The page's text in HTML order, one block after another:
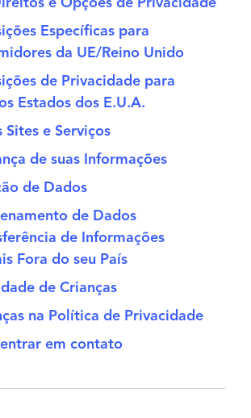
e Opções de Privacidade
Específicas para
da UE/Reino Unido
de Privacidade para
Estados dos E.U.A.
Sites e Serviços
de suas Informações
de Dados
de Dados
de Informações
Fora do seu País
de Crianças
na Política de Privacidade
em contato